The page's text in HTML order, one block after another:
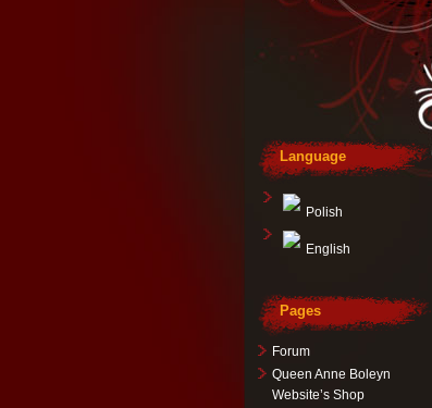
Language
Polish
English
Pages
Forum
Queen Anne Boleyn
Website’s Shop